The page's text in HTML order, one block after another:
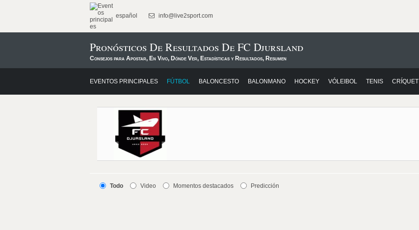
español info@live2sport.com
Pronósticos De Resultados De FC Djursland
Consejos para Apostar, En Vivo, Dónde Ver, Estadísticas y Resultados, Resumen
EVENTOS PRINCIPALES FÚTBOL BALONCESTO BALONMANO HOCKEY VÓLEIBOL TENIS CRÍQUET
Todo Video Momentos destacados Predicción